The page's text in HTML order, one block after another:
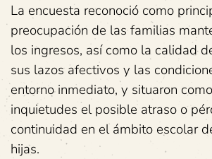
La encuesta reconoció como
preocupación de las familias
los ingresos, así como la calidad
sus lazos afectivos y las
entorno inmediato, y situaron
inquietudes el posible atraso o
continuidad en el ámbito escolar
hijas.